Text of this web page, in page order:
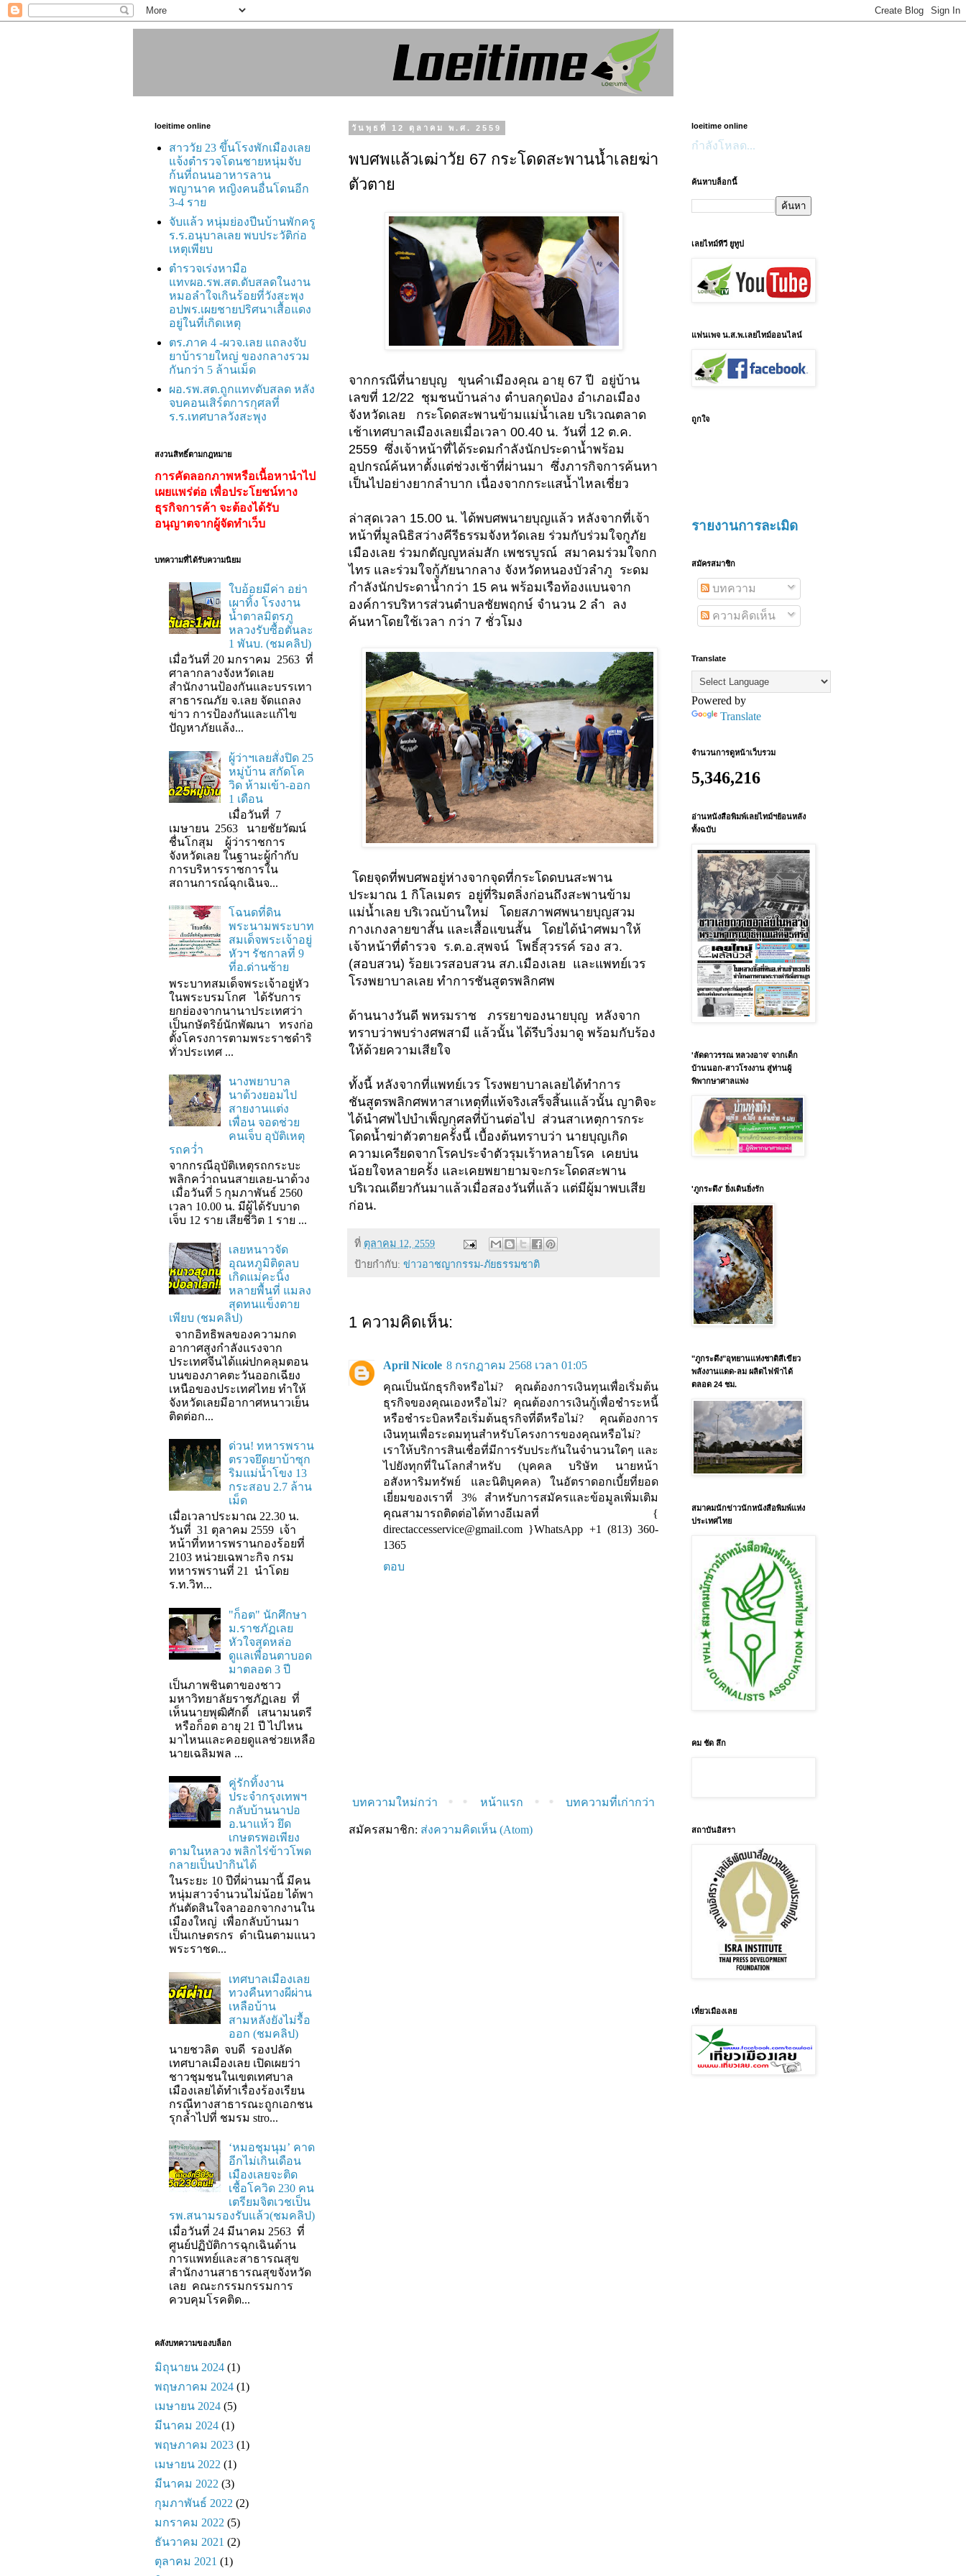
วันพุธที่ 12 ตุลาคม พ.ศ. 2559
พบศพแล้วเฒ่าวัย 67 กระโดดสะพานน้ำเลยฆ่า
ตัวตาย
จากกรณีที่นายบุญ ขุนคำเมืองคุณ อายุ 67 ปี อยู่บ้าน
เลขที่ 12/22 ชุมชนบ้านล่าง ตำบลกุดป่อง อำเภอเมือง
จังหวัดเลย กระโดดสะพานข้ามแม่น้ำเลย บริเวณตลาด
เช้าเทศบาลเมืองเลยเมื่อเวลา 00.40 น. วันที่ 12 ต.ค.
2559 ซึ่งเจ้าหน้าที่ได้ระดมกำลังนักประดาน้ำพร้อม
อุปกรณ์ค้นหาตั้งแต่ช่วงเช้าที่ผ่านมา ซึ่งภารกิจการค้นหา
เป็นไปอย่างยากลำบาก เนื่องจากกระแสน้ำไหลเชี่ยว
ล่าสุดเวลา 15.00 น. ได้พบศพนายบุญแล้ว หลังจากที่เจ้า
หน้าที่มูลนิธิสว่างคีรีธรรมจังหวัดเลย ร่วมกับร่วมใจกูภัย
เมืองเลย ร่วมกตัญญูหล่มสัก เพชรบูรณ์ สมาคมร่วมใจกก
ไทร และร่วมใจกู้ภัยนากลาง จังหวัดหนองบัวลำภู ระดม
กำลังนักประดาน้ำกว่า 15 คน พร้อมเรือท้องแบนจาก
องค์การบริหารส่วนตำบลชัยพฤกษ์ จำนวน 2 ลำ ลง
ค้นหาโดยใช้เวลา กว่า 7 ชั่วโมง
โดยจุดที่พบศพอยู่ห่างจากจุดที่กระโดดบนสะพาน
ประมาณ 1 กิโลเมตร อยู่ที่ริมตลิ่งก่อนถึงสะพานข้าม
แม่น้ำเลย บริเวณบ้านใหม่
โดยสภาพศพนายบุญสวม
กางเกงลายขาสั้น และเสื้อแขนสั้น
โดยได้นำศพมาให้
เจ้าหน้าที่ตำรวจ ร.ต.อ.สุพจน์ โพธิ์สุวรรค์ รอง สว.
(สอบสวน) ร้อยเวรสอบสวน สภ.เมืองเลย และแพทย์เวร
โรงพยาบาลเลย ทำการชันสูตรพลิกศพ
ด้านนางวันดี พหรมราช ภรรยาของนายบุญ หลังจาก
ทราบว่าพบร่างศพสามี แล้วนั้น ได้รีบวิ่งมาดู พร้อมกับร้อง
ให้ด้วยความเสียใจ
ทั้งนี้ หลังจากที่แพทย์เวร โรงพยาบาลเลยได้ทำการ
ชันสูตรพลิกศพหาสาเหตุที่แท้จริงเสร็จสิ้นเแล้วนั้น ญาติจะ
ได้นำศพไปบำเพ็ญกุศลที่บ้านต่อไป ส่วนสาเหตุการกระ
โดดน้ำฆ่าตัวตายครั้งนี้ เบื้องต้นทราบว่า นายบุญเกิด
ความเครียดจากโรคประจำตัวรุมเร้าหลายโรค เคยบ่น
น้อยใจหลายครั้ง และเคยพยายามจะกระโดดสะพาน
บริเวณเดียวกันมาแล้วเมื่อสองวันที่แล้ว แต่มีผู้มาพบเสีย
ก่อน.
ที่ ตุลาคม 12, 2559
ป้ายกำกับ: ข่าวอาชญากรรม-ภัยธรรมชาติ
1 ความคิดเห็น:
April Nicole 8 กรกฎาคม 2568 เวลา 01:05
คุณเป็นนักธุรกิจหรือไม่? คุณต้องการเงินทุนเพื่อเริ่มต้น
ธุรกิจของคุณเองหรือไม่? คุณต้องการเงินกู้เพื่อชำระหนี้
หรือชำระบิลหรือเริ่มต้นธุรกิจที่ดีหรือไม่? คุณต้องการ
เงินทุนเพื่อระดมทุนสำหรับโครงการของคุณหรือไม่?
เราให้บริการสินเชื่อที่มีการรับประกันในจำนวนใดๆ และ
ไปยังทุกที่ในโลกสำหรับ (บุคคล บริษัท นายหน้า
อสังหาริมทรัพย์ และนิติบุคคล) ในอัตราดอกเบี้ยที่ยอด
เยี่ยมของเราที่ 3% สำหรับการสมัครและข้อมูลเพิ่มเติม
คุณสามารถติดต่อได้ทางอีเมลที่ {
directaccesservice@gmail.com }WhatsApp +1 (813) 360-
1365
ตอบ
บทความใหม่กว่า บทความที่เก่ากว่า
หน้าแรก
สมัครสมาชิก: ส่งความคิดเห็น (Atom)
loeitime online
สาววัย 23 ขึ้นโรงพักเมืองเลย
แจ้งตำรวจโดนชายหนุ่มจับ
ก้นที่ถนนอาหารลาน
พญานาค หญิงคนอื่นโดนอีก
3-4 ราย
จับแล้ว หนุ่มย่องปีนบ้านพักครู
ร.ร.อนุบาลเลย พบประวัติก่อ
เหตุเพียบ
ตำรวจเร่งหามือ
แทvผอ.รพ.สต.ดับสลดในงาน
หมอลำใจเกินร้อยที่วังสะพุง
อปพร.เผยชายปริศนาเสื้อแดง
อยู่ในที่เกิดเหตุ
ตร.ภาค 4 -ผวจ.เลย แถลงจับ
ยาบ้ารายใหญ่ ของกลางรวม
กันกว่า 5 ล้านเม็ด
ผอ.รพ.สต.ถูกแทvดับสลด หลัง
จบคอนเสิร์ตการกุศลที่
ร.ร.เทศบาลวังสะพุง
สงวนสิทธิ์ตามกฎหมาย
การคัดลอกภาพหรือเนื้อหานำไป
เผยแพร่ต่อ เพื่อประโยชน์ทาง
ธุรกิจการค้า จะต้องได้รับ
อนุญาตจากผู้จัดทำเว็บ
บทความที่ได้รับความนิยม
ใบอ้อยมีค่า อย่า
เผาทิ้ง โรงงาน
น้ำตาลมิตรภู
หลวงรับซื้อตันละ
1 พันบ. (ชมคลิป)
เมื่อวันที่ 20 มกราคม 2563 ที่
ศาลากลางจังหวัดเลย
สำนักงานป้องกันและบรรเทา
สาธารณภัย จ.เลย จัดแถลง
ข่าว การป้องกันและแก้ไข
ปัญหาภัยแล้ง...
ผู้ว่าฯเลยสั่งปิด 25
หมู่บ้าน สกัดโค
วิด ห้ามเข้า-ออก
1 เดือน
เมื่อวันที่ 7
เมษายน 2563 นายชัยวัฒน์
ชื่นโกสุม ผู้ว่าราชการ
จังหวัดเลย ในฐานะผู้กํากับ
การบริหารราชการใน
สถานการณ์ฉุกเฉินจ...
โฉนดที่ดิน
พระนามพระบาท
สมเด็จพระเจ้าอยู่
หัวฯ รัชกาลที่ 9
ที่อ.ด่านซ้าย
พระบาทสมเด็จพระเจ้าอยู่หัว
ในพระบรมโกศ ได้รับการ
ยกย่องจากนานาประเทศว่า
เป็นกษัตริย์นักพัฒนา ทรงก่อ
ตั้งโครงการตามพระราชดำริ
ทั่วประเทศ ...
นางพยาบาล
นาด้วงยอมไป
สายงานแต่ง
เพื่อน จอดช่วย
คนเจ็บ อุบัติเหตุ
รถคว่ำ
จากกรณีอุบัติเหตุรถกระบะ
พลิกคว่ำถนนสายเลย-นาด้วง
เมื่อวันที่ 5 กุมภาพันธ์ 2560
เวลา 10.00 น. มีผู้ได้รับบาด
เจ็บ 12 ราย เสียชีวิต 1 ราย ...
เลยหนาวจัด
อุณหภูมิติดลบ
เกิดแม่คะนิ้ง
หลายพื้นที่ แมลง
สุดทนแข็งตาย
เพียบ (ชมคลิป)
จากอิทธิพลของความกด
อากาศสูงกำลังแรงจาก
ประเทศจีนได้แผ่ปกคลุมตอน
บนของภาคตะวันออกเฉียง
เหนือของประเทศไทย ทำให้
จังหวัดเลยมีอากาศหนาวเย็น
ติดต่อก...
ด่วน! ทหารพราน
ตรวจยึดยาบ้าซุก
ริมแม่น้ำโขง 13
กระสอบ 2.7 ล้าน
เม็ด
เมื่อเวลาประมาณ 22.30 น.
วันที่ 31 ตุลาคม 2559 เจ้า
หน้าที่ทหารพรานกองร้อยที่
2103 หน่วยเฉพาะกิจ กรม
ทหารพรานที่ 21 นำโดย
ร.ท.วิท...
"ก็อต" นักศึกษา
ม.ราชภัฏเลย
หัวใจสุดหล่อ
ดูแลเพื่อนตาบอด
มาตลอด 3 ปี
เป็นภาพชินตาของชาว
มหาวิทยาลัยราชภัฏเลย ที่
เห็นนายพุฒิศักดิ์ เสนามนตรี
หรือก็อต อายุ 21 ปี ไปไหน
มาไหนและคอยดูแลช่วยเหลือ
นายเฉลิมพล ...
คู่รักทิ้งงาน
ประจำกรุงเทพฯ
กลับบ้านนาปอ
อ.นาแห้ว ยึด
เกษตรพอเพียง
ตามในหลวง พลิกไร่ข้าวโพด
กลายเป็นป่ากินได้
ในระยะ 10 ปีที่ผ่านมานี้ มีคน
หนุ่มสาวจำนวนไม่น้อย ได้พา
กันตัดสินใจลาออกจากงานใน
เมืองใหญ่ เพื่อกลับบ้านมา
เป็นเกษตรกร ดำเนินตามแนว
พระราชด...
เทศบาลเมืองเลย
ทวงคืนทางผีผ่าน
เหลือบ้าน
สามหลังยังไม่รื้อ
ออก (ชมคลิป)
นายชวลิต จบดี รองปลัด
เทศบาลเมืองเลย เปิดเผยว่า
ชาวชุมชนในเขตเทศบาล
เมืองเลยได้ทำเรื่องร้องเรียน
กรณีทางสาธารณะถูกเอกชน
รุกล้ำไปที่ ชมรม stro...
‘หมอชุมนุม’ คาด
อีกไม่เกินเดือน
เมืองเลยจะติด
เชื้อโควิด 230 คน
เตรียมจิตเวชเป็น
รพ.สนามรองรับแล้ว(ชมคลิป)
เมื่อวันที่ 24 มีนาคม 2563 ที่
ศูนย์ปฏิบัติการฉุกเฉินด้าน
การแพทย์และสาธารณสุข
สำนักงานสาธารณสุขจังหวัด
เลย คณะกรรมกรรมการ
ควบคุมโรคติด...
คลังบทความของบล็อก
มิถุนายน 2024 (1)
พฤษภาคม 2024 (1)
เมษายน 2024 (5)
มีนาคม 2024 (1)
พฤษภาคม 2023 (1)
เมษายน 2022 (1)
มีนาคม 2022 (3)
กุมภาพันธ์ 2022 (2)
มกราคม 2022 (5)
ธันวาคม 2021 (2)
ตุลาคม 2021 (1)
loeitime online
กำลังโหลด...
ค้นหาบล็อกนี้
เลยไทม์ทีวี ยูทูป
แฟนเพจ น.ส.พ.เลยไทม์ออนไลน์
ถูกใจ
รายงานการละเมิด
สมัครสมาชิก
บทความ
ความคิดเห็น
Translate
Powered by
Translate
จำนวนการดูหน้าเว็บรวม
5,346,216
อ่านหนังสือพิมพ์เลยไทม์ฯย้อนหลัง
ทั้งฉบับ
'ลัดดาวรรณ หลวงอาจ' จากเด็ก
บ้านนอก-สาวโรงงาน สู่ท่านผู้
พิพากษาศาลแพ่ง
'ภูกระดึง' ยิ่งเดินยิ่งรัก
"ภูกระดึง"อุทยานแห่งชาติสีเขียว
พลังงานแดด-ลม ผลิตไฟฟ้าได้
ตลอด 24 ชม.
สมาคมนักข่าวนักหนังสือพิมพ์แห่ง
ประเทศไทย
คม ชัด ลึก
สถาบันอิสรา
เที่ยวเมืองเลย